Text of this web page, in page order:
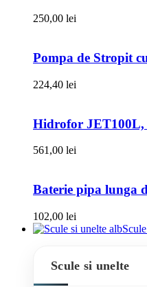
250,00 lei
Pompa de Stropit
224,40 lei
Hidrofor JET100L,
561,00 lei
Baterie pipa lunga
102,00 lei
Scule si unelte